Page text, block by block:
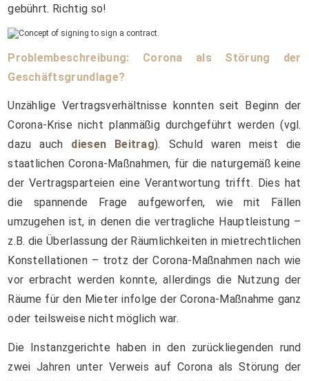
gebührt. Richtig so!
Problembeschreibung: Corona als Störung der
Geschäftsgrundlage?
Unzählige Vertragsverhältnisse konnten seit Beginn der
Corona-Krise nicht planmäßig durchgeführt werden (vgl.
dazu auch
diesen Beitrag). Schuld waren meist die
staatlichen Corona-Maßnahmen, für die naturgemäß keine
der Vertragsparteien eine Verantwortung trifft. Dies hat
die spannende Frage aufgeworfen, wie mit Fällen
umzugehen ist, in denen die vertragliche Hauptleistung –
z.B. die Überlassung der Räumlichkeiten in mietrechtlichen
Konstellationen – trotz der Corona-Maßnahmen nach wie
vor erbracht werden konnte, allerdings die Nutzung der
Räume für den Mieter infolge der Corona-Maßnahme ganz
oder teilsweise nicht möglich war.
Die Instanzgerichte haben in den zurückliegenden rund
zwei Jahren unter Verweis auf Corona als Störung der